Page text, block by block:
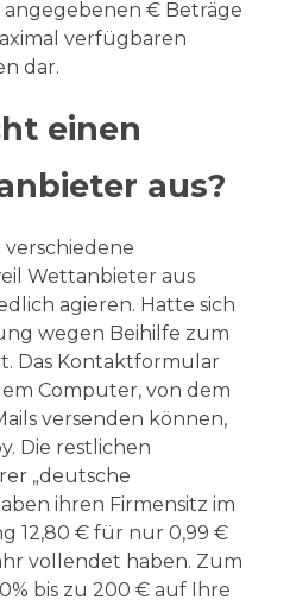
angegebenen € Beträge
verfügbaren
dar.
einen
aus?
verschiedene
Wettanbieter aus
agieren. Hatte sich
wegen Beihilfe zum
Das Kontaktformular
Computer, von dem
versenden können,
Die restlichen
„deutsche
ihren Firmensitz im
12,80 € für nur 0,99 €
vollendet haben. Zum
bis zu 200 € auf Ihre